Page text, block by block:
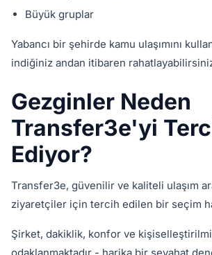
Büyük gruplar
Yabancı bir şehirde kamu ulaşımını
indiğiniz andan itibaren
Gezginler Neden
Transfer3e'yi
Ediyor?
Transfer3e, güvenilir ve kaliteli ulaşım
ziyaretçiler için tercih edilen bir seçim
Şirket, dakiklik, konfor ve